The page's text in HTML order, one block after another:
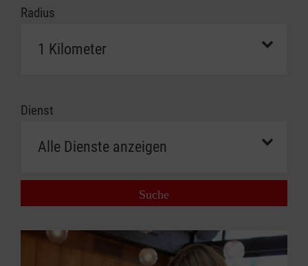
Radius
Dienst
Suche